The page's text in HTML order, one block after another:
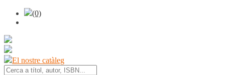
(0)
El nostre catàleg